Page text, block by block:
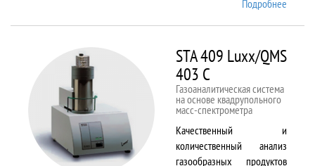
Подробнее
STA 409 Luxx/QMS
403 C
Газоаналитическая система
на основе квадрупольного
масс-спектрометра
Качественный и
количественный анализ
газообразных продуктов